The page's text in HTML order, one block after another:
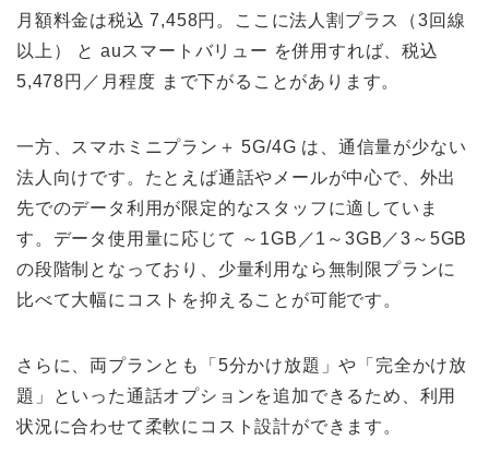
月額料金は税込 7,458円。ここに法人割プラス（3回線
以上） と auスマートバリュー を併用すれば、税込
5,478円／月程度 まで下がることがあります。
一方、スマホミニプラン＋ 5G/4G は、通信量が少ない
法人向けです。たとえば通話やメールが中心で、外出
先でのデータ利用が限定的なスタッフに適していま
す。データ使用量に応じて ～1GB／1～3GB／3～5GB
の段階制となっており、少量利用なら無制限プランに
比べて大幅にコストを抑えることが可能です。
さらに、両プランとも「5分かけ放題」や「完全かけ放
題」といった通話オプションを追加できるため、利用
状況に合わせて柔軟にコスト設計ができます。